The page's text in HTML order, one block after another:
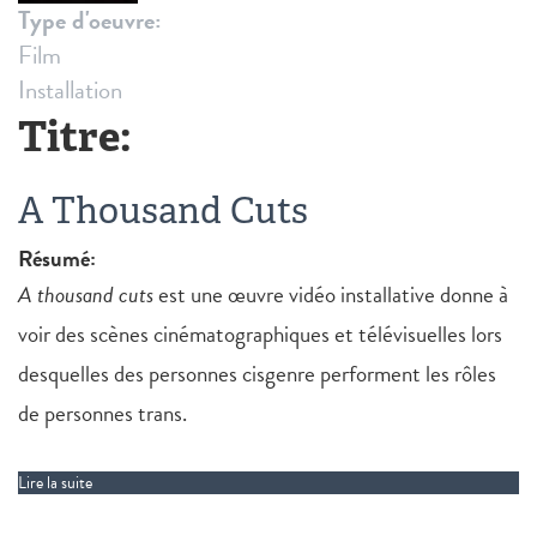
Type d'oeuvre:
Film
Installation
Titre:
A Thousand Cuts
Résumé:
A thousand cutsest une œuvre vidéo installative donne à
voir des scènes cinématographiques et télévisuelles lors
desquelles des personnes cisgenre performent les rôles
de personnes trans.
Lire la suite